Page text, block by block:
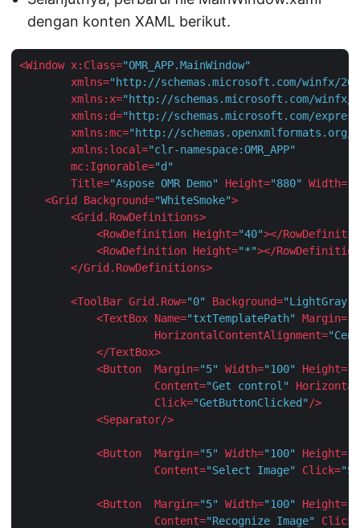
dengan konten XAML berikut.
<Window x:Class="OMR_APP.MainWindow"
xmlns="http://schemas.microsoft.com/winfx/
xmlns:x="http://schemas.microsoft.com/winfx/
xmlns:d="http://schemas.microsoft.com/
xmlns:mc="http://
xmlns:local="clr-namespace:OMR_APP"
mc:Ignorable="d"
Title="Aspose OMR Demo" Height="880" Width=
<Grid Background="WhiteSmoke">
<Grid.RowDefinitions>
<RowDefinition Height="40"></
<RowDefinition Height="*"></RowDefinition
</Grid.RowDefinitions>
<ToolBar Grid.Row="0" Background="LightGray"
<TextBox Name="txtTemplatePath" Margin=
HorizontalContentAlignment=
</TextBox>
<Button Margin="5" Width="100" Height=
Content="Get control"
Click="GetButtonClicked" />
<Separator/>
<Button Margin="5" Width="100" Height=
Content="Select Image" Click=
<Button Margin="5" Width="100" Height=
Content="Recognize Image" Click